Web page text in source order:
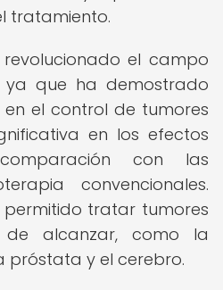
tratamiento.
el campo
que ha demostrado
el control de tumores
en los efectos
con las
convencionales.
permitido tratar tumores
alcanzar, como la
próstata y el cerebro.